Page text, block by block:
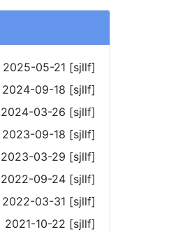
2025-05-21 [sjllf]
2024-09-18 [sjllf]
2024-03-26 [sjllf]
2023-09-18 [sjllf]
2023-03-29 [sjllf]
2022-09-24 [sjllf]
2022-03-31 [sjllf]
2021-10-22 [sjllf]